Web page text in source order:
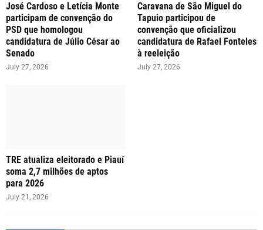
José Cardoso e Letícia Monte
participam de convenção do
PSD que homologou
candidatura de Júlio César ao
Senado
July 27, 2026
Caravana de São Miguel do
Tapuio participou de
convenção que oficializou
candidatura de Rafael Fonteles
à reeleição
July 27, 2026
TRE atualiza eleitorado e Piauí
soma 2,7 milhões de aptos
para 2026
July 21, 2026